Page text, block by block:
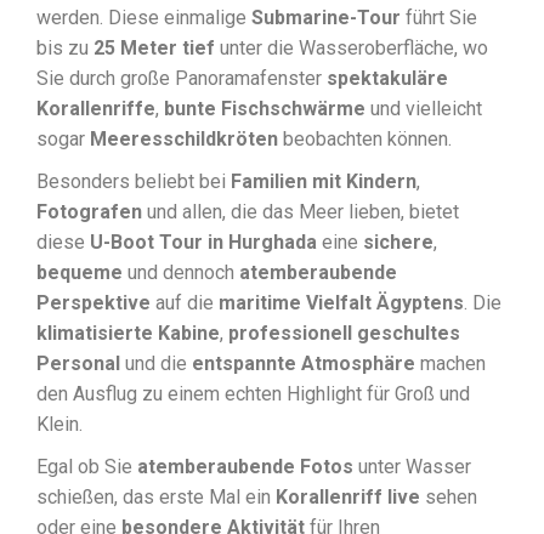
werden. Diese einmalige Submarine-Tour führt Sie
bis zu 25 Meter tief unter die Wasseroberfläche, wo
Sie durch große Panoramafenster spektakuläre
Korallenriffe, bunte Fischschwärme und vielleicht
sogar Meeresschildkröten beobachten können.
Besonders beliebt bei Familien mit Kindern,
Fotografen und allen, die das Meer lieben, bietet
diese U-Boot Tour in Hurghada eine sichere,
bequeme und dennoch atemberaubende
Perspektive auf die maritime Vielfalt Ägyptens. Die
klimatisierte Kabine, professionell geschultes
Personal und die entspannte Atmosphäre machen
den Ausflug zu einem echten Highlight für Groß und
Klein.
Egal ob Sie atemberaubende Fotos unter Wasser
schießen, das erste Mal ein Korallenriff live sehen
oder eine besondere Aktivität für Ihren